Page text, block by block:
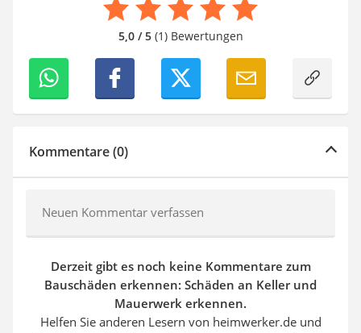
5,0 / 5(1) Bewertungen
Kommentare (0)
Neuen Kommentar verfassen
Derzeit gibt es noch keine Kommentare zum
Bauschäden erkennen: Schäden an Keller und
Mauerwerk erkennen.
Helfen Sie anderen Lesern von heimwerker.de und